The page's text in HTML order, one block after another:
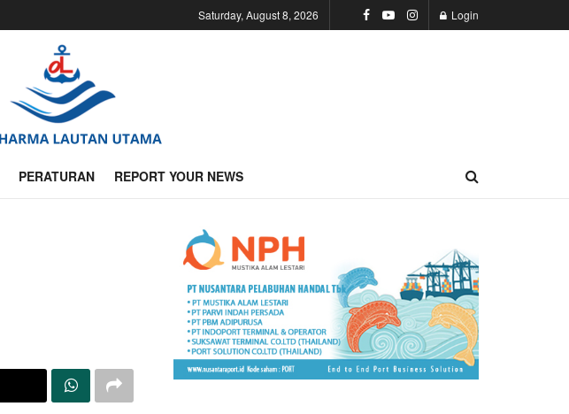
Saturday, August 8, 2026 Login
PERATURAN REPORT YOUR NEWS